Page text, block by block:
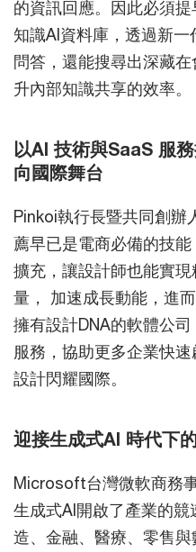
的資訊回應。因此必須
知識AI資料庫，透過新
問答，還能搜尋出深藏
升內部知識共享的效率。
以AI 技術與SaaS 服
向國際舞台
Pinkoi執行長暨共同創辦
薦早已是電商必備的技
擴充，讓設計師也能實
量， 加速成長動能，進
擁有設計DNA的軟體公
服務，協助更多企業快
設計閃耀國際。
迎接生成式AI 時代下
Microsoft台灣微軟商務
生成式AI開啟了產業的
造、金融、醫療、零售